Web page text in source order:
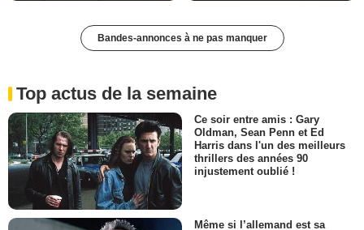
Bandes-annonces à ne pas manquer
Top actus de la semaine
Ce soir entre amis : Gary
Oldman, Sean Penn et Ed
Harris dans l'un des meilleurs
thrillers des années 90
injustement oublié !
Même si l’allemand est sa